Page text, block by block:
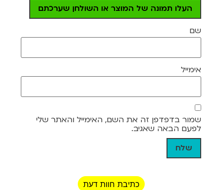
העלו תמונה של המוצר או השולחן שערכתם
שם
אימייל
שמור בדפדפן זה את השם, האימייל והאתר שלי
לפעם הבאה שאגיב.
כתיבת חוות דעת